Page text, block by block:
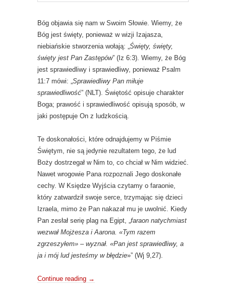
Bóg objawia się nam w Swoim Słowie. Wiemy, że
Bóg jest święty, ponieważ w wizji Izajasza,
niebiańskie stworzenia wołają: „Święty, święty,
święty jest Pan Zastępów” (Iz 6:3). Wiemy, że Bóg
jest sprawiedliwy i sprawiedliwy, ponieważ Psalm
11:7 mówi: „Sprawiedliwy Pan miłuje
sprawiedliwość” (NLT). Świętość opisuje charakter
Boga; prawość i sprawiedliwość opisują sposób, w
jaki postępuje On z ludzkością.
Te doskonałości, które odnajdujemy w Piśmie
Świętym, nie są jedynie rezultatem tego, że lud
Boży dostrzegał w Nim to, co chciał w Nim widzieć.
Nawet wrogowie Pana rozpoznali Jego doskonałe
cechy. W Księdze Wyjścia czytamy o faraonie,
który zatwardził swoje serce, trzymając się dzieci
Izraela, mimo że Pan nakazał mu je uwolnić. Kiedy
Pan zesłał serię plag na Egipt, „faraon natychmiast
wezwał Mojżesza i Aarona. «Tym razem
zgrzeszyłem» – wyznał. «Pan jest sprawiedliwy, a
ja i mój lud jesteśmy w błędzie»” (Wj 9,27).
Continue reading →